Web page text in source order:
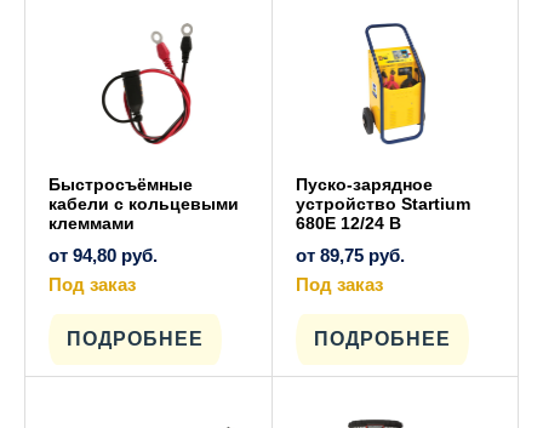
Быстросъёмные
кабели с кольцевыми
клеммами
от 94,80 руб.
Под заказ
ПОДРОБНЕЕ
Пуско-зарядное
устройство Startium
680E 12/24 В
от 89,75 руб.
Под заказ
ПОДРОБНЕЕ
несколько